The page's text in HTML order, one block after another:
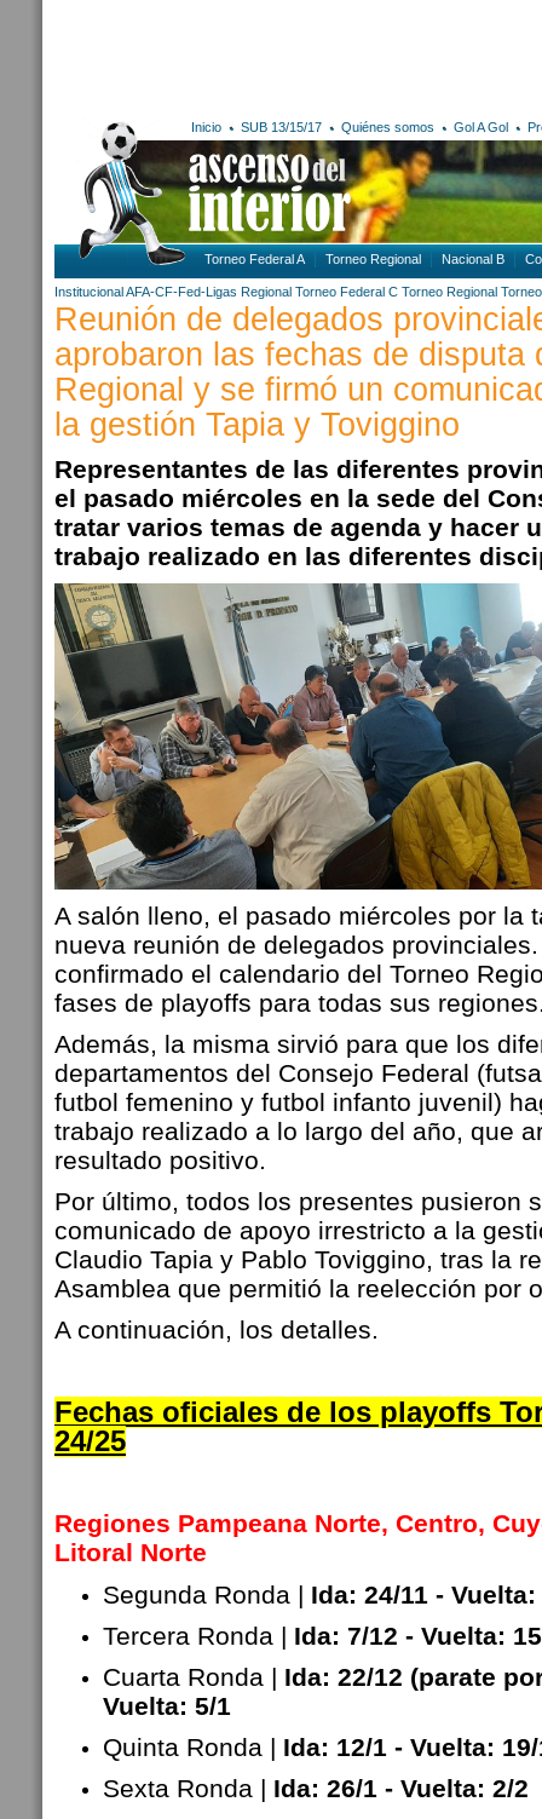
Inicio SUB 13/15/17 Quiénes somos Gol A Gol
Torneo Federal A Torneo Regional Nacional B
Institucional AFA-CF-Fed-Ligas Regional Torneo Federal C Torneo Regional
Reunión de delegados
aprobaron las fechas de disputa
Regional y se firmó un
la gestión Tapia y Toviggino
Representantes de las diferentes
el pasado miércoles en la sede del
tratar varios temas de agenda y hacer
trabajo realizado en las diferentes
A salón lleno, el pasado miércoles por la
nueva reunión de delegados
confirmado el calendario del Torneo
fases de playoffs para todas sus
Además, la misma sirvió para que los
departamentos del Consejo Federal
futbol femenino y futbol infanto juvenil)
trabajo realizado a lo largo del año, que
resultado positivo.
Por último, todos los presentes pusieron
comunicado de apoyo irrestricto a la
Claudio Tapia y Pablo Toviggino, tras la
Asamblea que permitió la reelección por
A continuación, los detalles.
Fechas oficiales de los playoffs
24/25
Regiones Pampeana Norte, Centro,
Litoral Norte
Segunda Ronda | Ida: 24/11 - Vuelta:
Tercera Ronda | Ida: 7/12 - Vuelta:
Cuarta Ronda | Ida: 22/12 (parate
Vuelta: 5/1
Quinta Ronda | Ida: 12/1 - Vuelta:
Sexta Ronda | Ida: 26/1 - Vuelta: 2/2